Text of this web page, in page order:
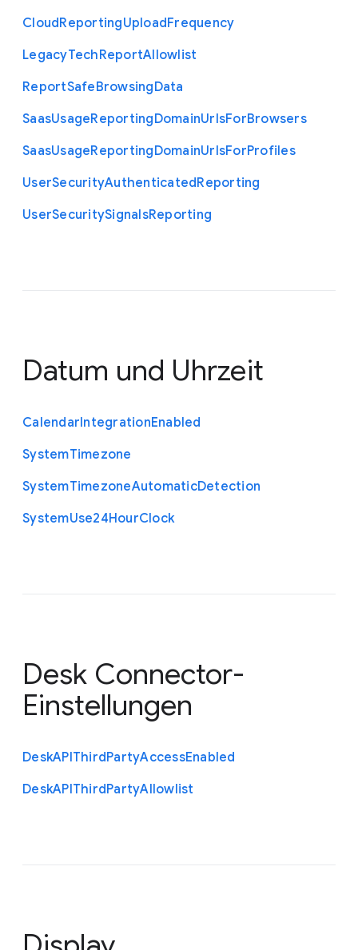
CloudReportingUploadFrequency
LegacyTechReportAllowlist
ReportSafeBrowsingData
SaasUsageReportingDomainUrlsForBrowsers
SaasUsageReportingDomainUrlsForProfiles
UserSecurityAuthenticatedReporting
UserSecuritySignalsReporting
Datum und Uhrzeit
CalendarIntegrationEnabled
SystemTimezone
SystemTimezoneAutomaticDetection
SystemUse24HourClock
Desk Connector-
Einstellungen
DeskAPIThirdPartyAccessEnabled
DeskAPIThirdPartyAllowlist